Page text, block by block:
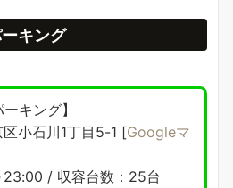
キング
キング】
小石川1丁目5-1 [Googleマ
/ 収容台数：25台